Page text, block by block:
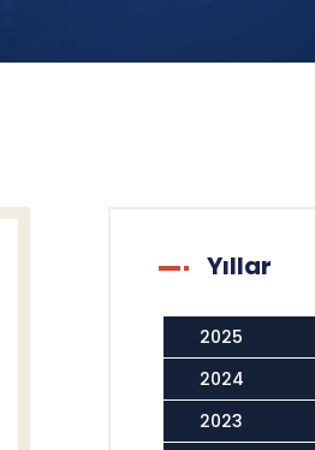
Yıllar
2025
2024
2023